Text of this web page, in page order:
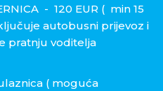
- 120 EUR ( min 15
autobusni prijevoz i
pratnju voditelja
( moguća